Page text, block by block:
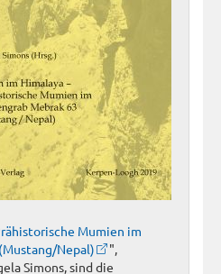
Mumien im
Nepal)
",
Simons, sind die